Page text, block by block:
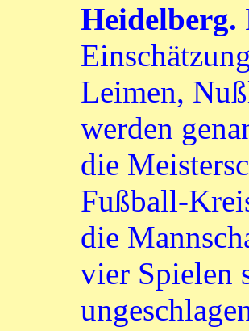
Heidelberg.
Leimen,
werden
die
Fußball-
die
vier Spielen